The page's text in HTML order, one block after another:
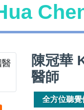
陳冠華
醫師
全方位聽覺